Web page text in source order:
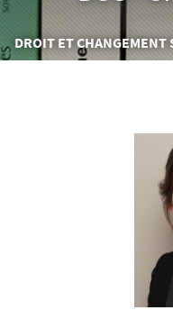
Vous
êtes
DROIT ET CHANGEMENT